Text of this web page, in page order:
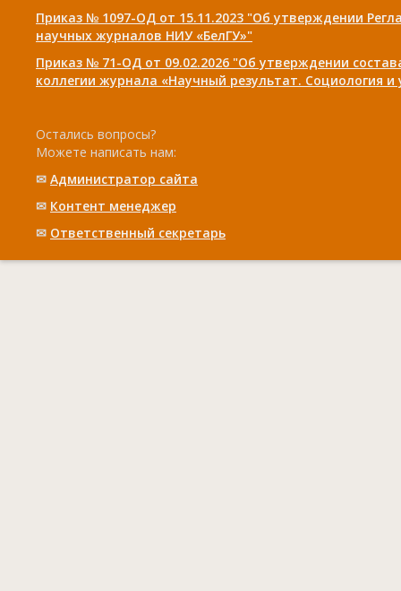
Приказ № 1097-ОД от 15.11.2023 "Об утверждении
научных журналов НИУ «БелГУ»"
Приказ № 71-ОД от 09.02.2026 "Об утверждении
коллегии журнала «Научный результат. Социология и
Остались вопросы?
Можете написать нам:
✉ Администратор сайта
✉ Контент менеджер
✉ Ответственный cекретарь